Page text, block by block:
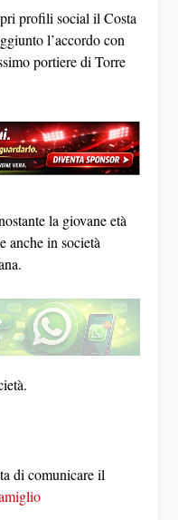
profili social il Costa
l’accordo con
portiere di Torre
la giovane età
anche in società
di comunicare il